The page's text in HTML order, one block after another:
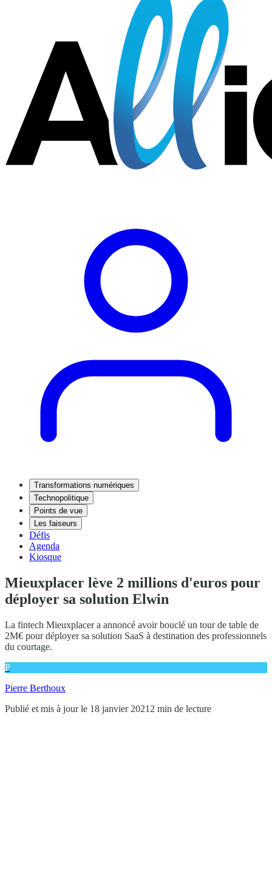
Transformations numériques
Technopolitique
Points de vue
Les faiseurs
Défis
Agenda
Kiosque
Mieuxplacer lève 2 millions d'euros pour
déployer sa solution Elwin
La fintech Mieuxplacer a annoncé avoir bouclé un tour de table de
2M€ pour déployer sa solution SaaS à destination des professionnels
du courtage.
P
Pierre Berthoux
Publié et mis à jour le 18 janvier 2021 2 min de lecture